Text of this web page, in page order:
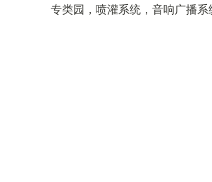
专类园，喷灌系统，音响广播